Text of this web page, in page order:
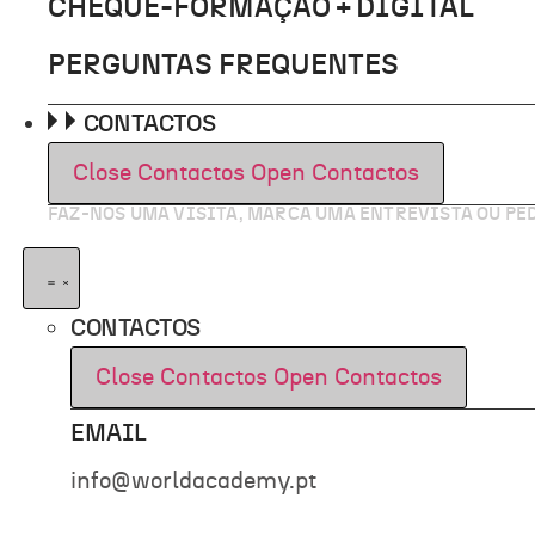
CHEQUE-FORMAÇÃO + DIGITAL
PERGUNTAS FREQUENTES
CONTACTOS
Close Contactos Open Contactos
FAZ-NOS UMA VISITA, MARCA UMA ENTREVISTA OU
CONTACTOS
Close Contactos Open Contactos
EMAIL
info@worldacademy.pt